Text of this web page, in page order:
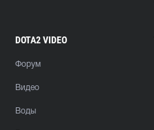
DOTA2 VIDEO
Форум
Видео
Воды